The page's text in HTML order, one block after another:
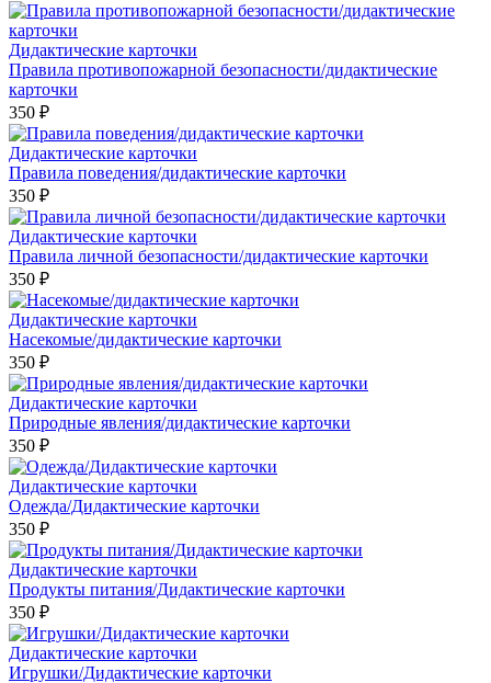
Дидактические карточки
Правила противопожарной безопасности/дидактические
карточки
350 ₽
Дидактические карточки
Правила поведения/дидактические карточки
350 ₽
Дидактические карточки
Правила личной безопасности/дидактические карточки
350 ₽
Дидактические карточки
Насекомые/дидактические карточки
350 ₽
Дидактические карточки
Природные явления/дидактические карточки
350 ₽
Дидактические карточки
Одежда/Дидактические карточки
350 ₽
Дидактические карточки
Продукты питания/Дидактические карточки
350 ₽
Дидактические карточки
Игрушки/Дидактические карточки